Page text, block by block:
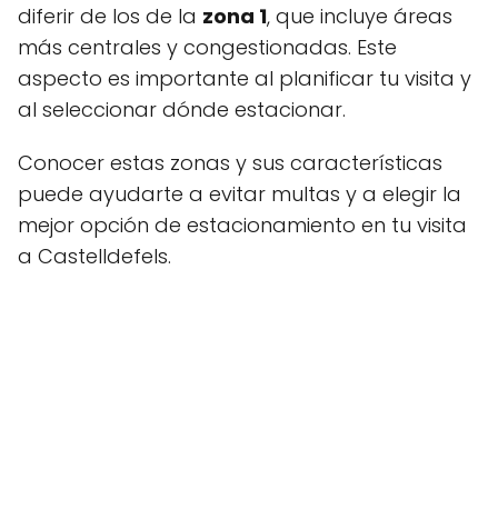
diferir de los de la zona 1, que incluye áreas
más centrales y congestionadas. Este
aspecto es importante al planificar tu visita y
al seleccionar dónde estacionar.
Conocer estas zonas y sus características
puede ayudarte a evitar multas y a elegir la
mejor opción de estacionamiento en tu visita
a Castelldefels.